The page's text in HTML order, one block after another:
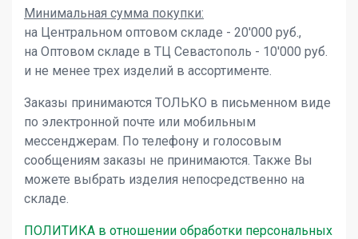
Минимальная сумма покупки:
на Центральном оптовом складе - 20'000 руб.,
на Оптовом складе в ТЦ Севастополь - 10'000 руб.
и не менее трех изделий в ассортименте.
Заказы принимаются ТОЛЬКО в письменном виде
по электронной почте или мобильным
мессенджерам. По телефону и голосовым
сообщениям заказы не принимаются. Также Вы
можете выбрать изделия непосредственно на
складе.
ПОЛИТИКА в отношении обработки персональных